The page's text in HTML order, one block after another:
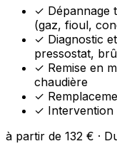
✓ Dépannage
(gaz, fioul,
✓ Diagnostic
pressostat,
✓ Remise en
chaudière
✓
✓
à partir de 132 € ·